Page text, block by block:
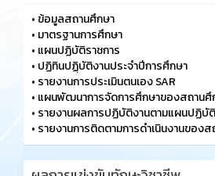
• ข้อมูลสถานศึกษา
• มาตรฐานการศึกษา
• แผนปฏิบัติราชการ
• ปฏิทินปฏฺิบัติงานประจำปีการศึกษา
• รายงานการประเมินตนเอง SAR
• แผนพัฒนาการจัดการศึกษาของสถานศึ
• รายงานผลการปฏิบัติงานตามแผนปฏิบั
• รายงานการติดตามการดำเนินงานของ